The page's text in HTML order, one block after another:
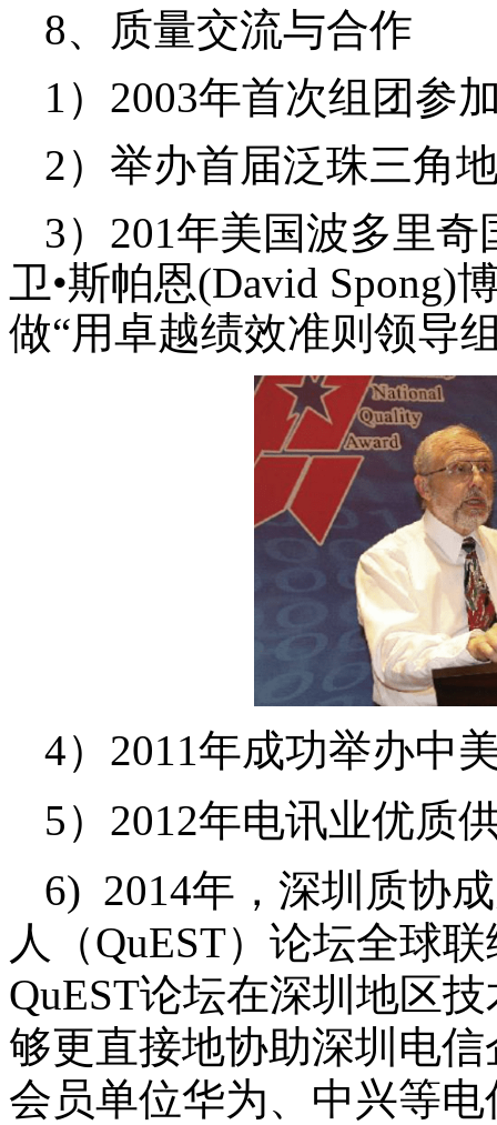
8、质量交流与合作
1）2003年首次组团参
2）举办首届泛珠三角
3）201年美国波多里
卫•斯帕恩(David Spong)
做“用卓越绩效准则领导
4）2011年成功举办中
5）2012年电讯业优质
6) 2014年，深圳质协
人（QuEST）论坛全球
QuEST论坛在深圳地区
够更直接地协助深圳电
会员单位华为、中兴等